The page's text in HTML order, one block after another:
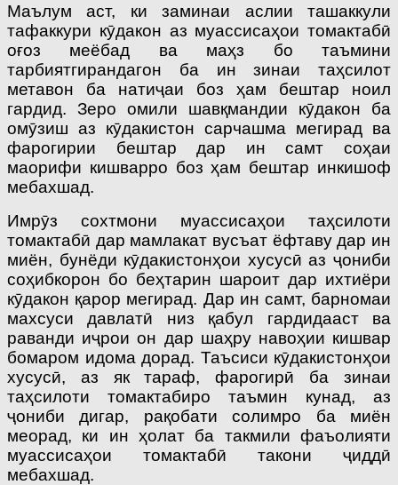
Маълум аст, ки заминаи аслии ташаккули
тафаккури кӯдакон аз муассисаҳои томактабӣ
оғоз меёбад ва маҳз бо таъмини
тарбиятгирандагон ба ин зинаи таҳсилот
метавон ба натиҷаи боз ҳам бештар ноил
гардид. Зеро омили шавқмандии кӯдакон ба
омӯзиш аз кӯдакистон сарчашма мегирад ва
фарогирии бештар дар ин самт соҳаи
маорифи кишварро боз ҳам бештар инкишоф
мебахшад.
Имрӯз сохтмони муассисаҳои таҳсилоти
томактабӣ дар мамлакат вусъат ёфтаву дар ин
миён, бунёди кӯдакистонҳои хусусӣ аз ҷониби
соҳибкорон бо беҳтарин шароит дар ихтиёри
кӯдакон қарор мегирад. Дар ин самт, барномаи
махсуси давлатӣ низ қабул гардидааст ва
раванди иҷрои он дар шаҳру навоҳии кишвар
бомаром идома дорад. Таъсиси кӯдакистонҳои
хусусӣ, аз як тараф, фарогирӣ ба зинаи
таҳсилоти томактабиро таъмин кунад, аз
ҷониби дигар, рақобати солимро ба миён
меорад, ки ин ҳолат ба такмили фаъолияти
муассисаҳои томактабӣ такони ҷиддӣ
мебахшад.